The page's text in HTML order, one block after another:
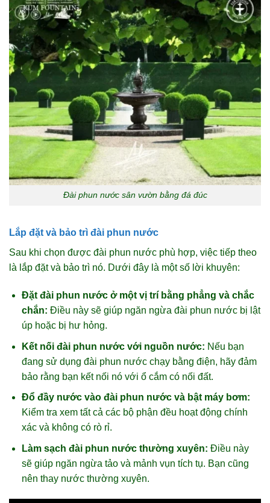
Đài phun nước sân vườn bằng đá đúc
Lắp đặt và bảo trì đài phun nước
Sau khi chọn được đài phun nước phù hợp, việc tiếp theo
là lắp đặt và bảo trì nó. Dưới đây là một số lời khuyên:
Đặt đài phun nước ở một vị trí bằng phẳng và chắc
chắn: Điều này sẽ giúp ngăn ngừa đài phun nước bị lật
úp hoặc bị hư hỏng.
Kết nối đài phun nước với nguồn nước: Nếu bạn
đang sử dụng đài phun nước chạy bằng điện, hãy đảm
bảo rằng bạn kết nối nó với ổ cắm có nối đất.
Đổ đầy nước vào đài phun nước và bật máy bơm:
Kiểm tra xem tất cả các bộ phận đều hoạt động chính
xác và không có rò rỉ.
Làm sạch đài phun nước thường xuyên: Điều này
sẽ giúp ngăn ngừa tảo và mảnh vụn tích tụ. Bạn cũng
nên thay nước thường xuyên.